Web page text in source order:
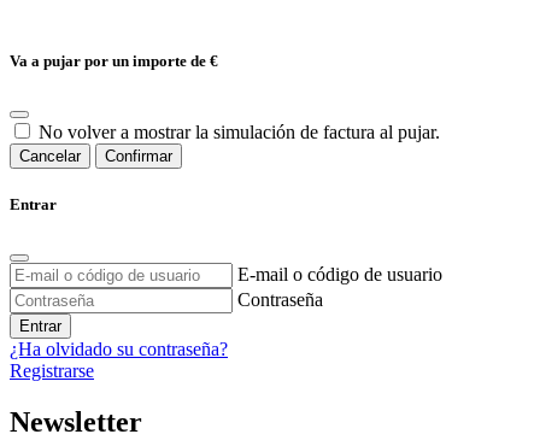
Va a pujar por un importe de €
No volver a mostrar la simulación de factura al pujar.
Cancelar Confirmar
Entrar
E-mail o código de usuario
Contraseña
Entrar
¿Ha olvidado su contraseña?
Registrarse
Newsletter